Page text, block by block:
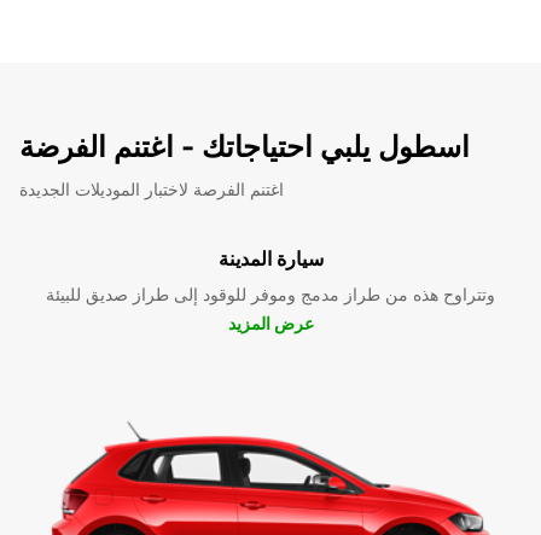
اسطول يلبي احتياجاتك - اغتنم الفرضة
اغتنم الفرصة لاختبار الموديلات الجديدة
سيارة المدينة
وتتراوح هذه من طراز مدمج وموفر للوقود إلى طراز صديق للبيئة
عرض المزيد